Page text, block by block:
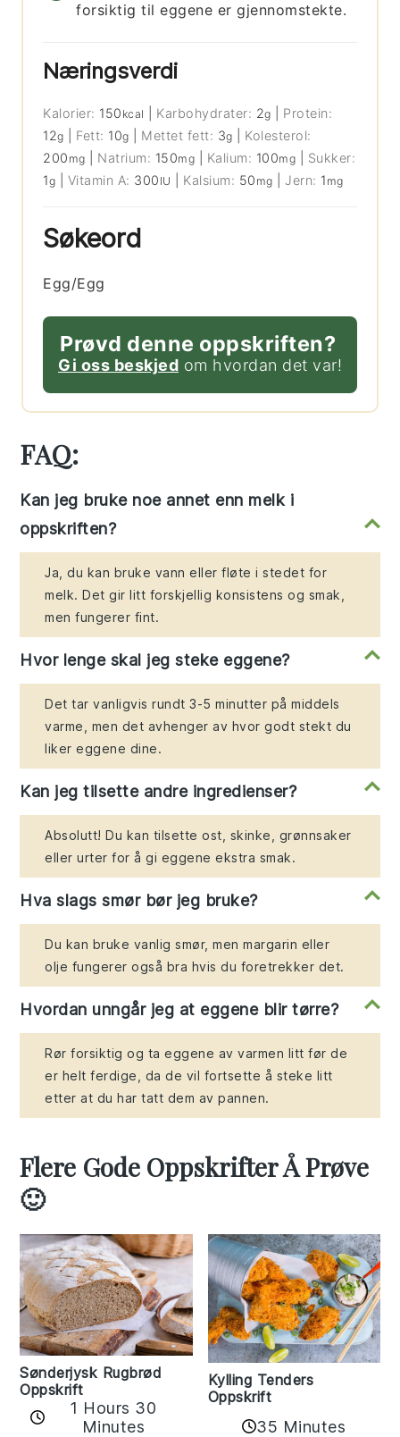
forsiktig til eggene er gjennomstekte.
Næringsverdi
Kalorier: 150 kcal Karbohydrater: 2g
Protein:
12g Fett: 10g Mettet fett: 3g
Kolesterol:
200 mg Natrium: 150mg Kalium: 100mg
Sukker:
1g Vitamin A: 300 IU Kalsium: 50 mg |Jern: 1 mg
Søkeord
Egg/Egg
Prøvd denne oppskriften?
Gi oss beskjed om hvordan det var!
FAQ:
Kan jeg bruke noe annet enn melk i
oppskriften?
Ja, du kan bruke vann eller fløte i stedet for
melk. Det gir litt forskjellig konsistens og smak,
men fungerer fint.
Hvor lenge skal jeg steke eggene?
Det tar vanligvis rundt 3-5 minutter på middels
varme, men det avhenger av hvor godt stekt du
liker eggene dine.
Kan jeg tilsette andre ingredienser?
Absolutt! Du kan tilsette ost, skinke, grønnsaker
eller urter for å gi eggene ekstra smak.
Hva slags smør bør jeg bruke?
Du kan bruke vanlig smør, men margarin eller
olje fungerer også bra hvis du foretrekker det.
Hvordan unngår jeg at eggene blir tørre?
Rør forsiktig og ta eggene av varmen litt før de
er helt ferdige, da de vil fortsette å steke litt
etter at du har tatt dem av pannen.
Flere Gode Oppskrifter Å Prøve
🙂
Sønderjysk Rugbrød
Oppskrift
1 Hours 30
Minutes
Kylling Tenders
Oppskrift
35 Minutes